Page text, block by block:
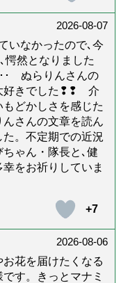
2026-08-07
いなかったので､今
愕然となりました
･ ぬらりんさんの
好きでした❢❢ 介
どかしさを感じた
んさんの文章を読ん
。不定期での近況
ゃん・隊長と､健
をお祈りしていま
+7
2026-08-06
お花を届けたくなる
す。きっとマナミ